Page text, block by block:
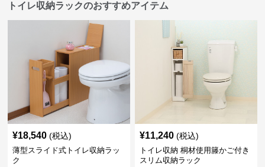
トイレ収納ラックのおすすめアイテム
¥18,540 (税込)
薄型スライド式トイレ収納ラッ
ク
¥11,240 (税込)
トイレ収納 桐材使用籐かご付き
スリム収納ラック